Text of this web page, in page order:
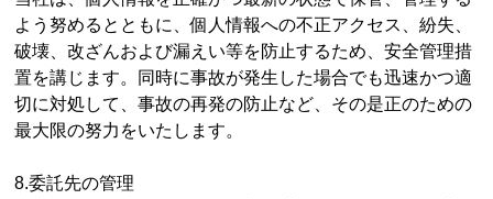
よう努めるとともに、個人情報への不正アクセス、紛失、
破壊、改ざんおよび漏えい等を防止するため、安全管理措
置を講じます。同時に事故が発生した場合でも迅速かつ適
切に対処して、事故の再発の防止など、その是正のための
最大限の努力をいたします。
8.委託先の管理